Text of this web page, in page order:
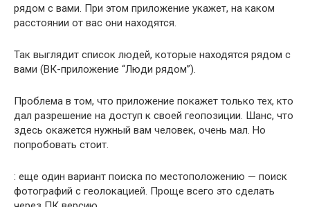
рядом с вами. При этом приложение укажет, на каком
расстоянии от вас они находятся.
Так выглядит список людей, которые находятся рядом с
вами (ВК-приложение “Люди рядом”).
Проблема в том, что приложение покажет только тех, кто
дал разрешение на доступ к своей геопозиции. Шанс, что
здесь окажется нужный вам человек, очень мал. Но
попробовать стоит.
: еще один вариант поиска по местоположению — поиск
фотографий с геолокацией. Проще всего это сделать